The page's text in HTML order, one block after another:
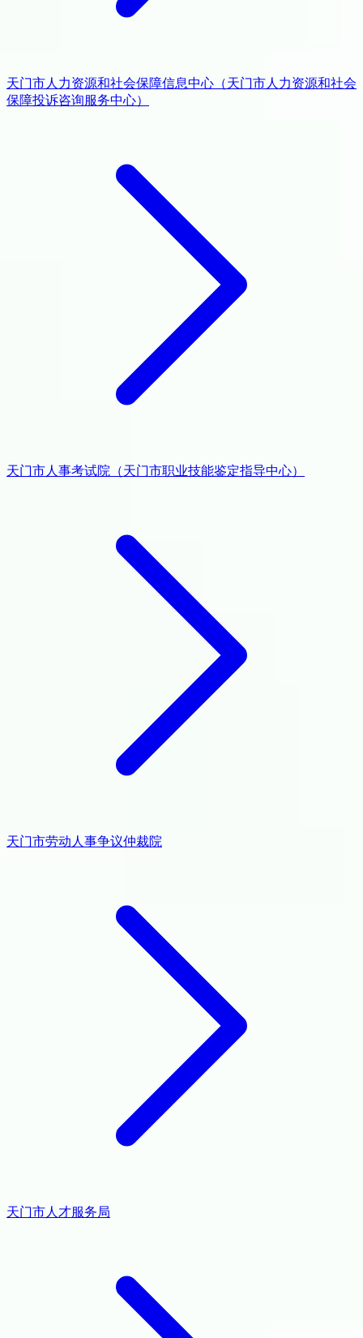
天门市人力资源和社会保障信息中心（天门市人力资源和社会
保障投诉咨询服务中心）
天门市人事考试院（天门市职业技能鉴定指导中心）
天门市劳动人事争议仲裁院
天门市人才服务局